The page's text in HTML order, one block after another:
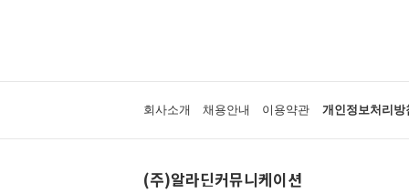
회사소개 채용안내 이용약관 개인정보처리방
(주)알라딘커뮤니케이션